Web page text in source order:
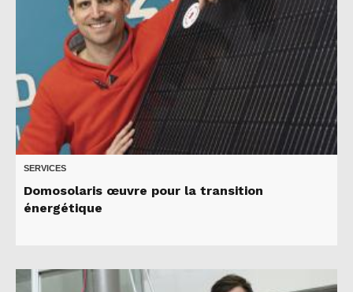
SERVICES
Domosolaris œuvre pour la transition
énergétique